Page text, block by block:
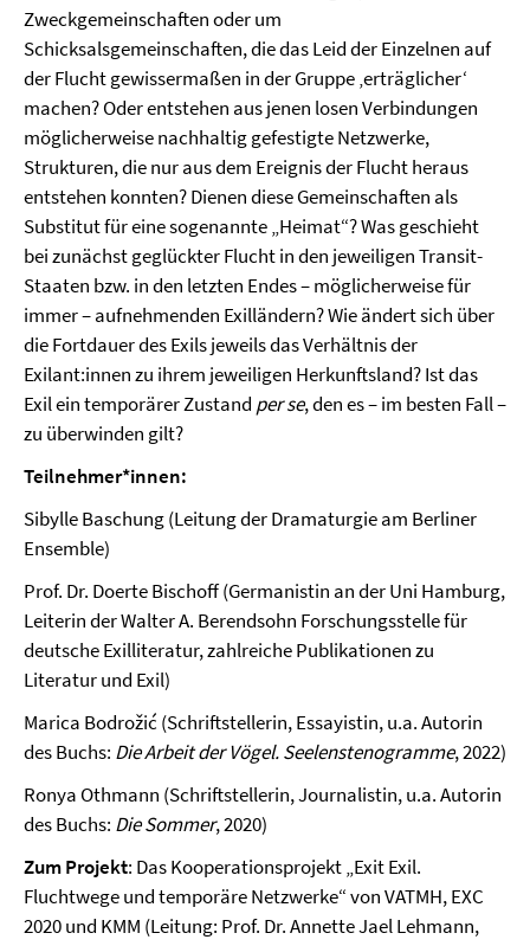
Zweckgemeinschaften oder um
Schicksalsgemeinschaften, die das Leid der Einzelnen auf
der Flucht gewissermaßen in der Gruppe ‚erträglicher‘
machen? Oder entstehen aus jenen losen Verbindungen
möglicherweise nachhaltig gefestigte Netzwerke,
Strukturen, die nur aus dem Ereignis der Flucht heraus
entstehen konnten? Dienen diese Gemeinschaften als
Substitut für eine sogenannte „Heimat“? Was geschieht
bei zunächst geglückter Flucht in den jeweiligen Transit-
Staaten bzw. in den letzten Endes – möglicherweise für
immer – aufnehmenden Exilländern? Wie ändert sich über
die Fortdauer des Exils jeweils das Verhältnis der
Exilant:innen zu ihrem jeweiligen Herkunftsland? Ist das
Exil ein temporärer Zustand per se, den es – im besten Fall –
zu überwinden gilt?
Teilnehmer*innen:
Sibylle Baschung (Leitung der Dramaturgie am Berliner
Ensemble)
Prof. Dr. Doerte Bischoff(Germanistin an der Uni Hamburg,
Leiterin der Walter A. Berendsohn Forschungsstelle für
deutsche Exilliteratur, zahlreiche Publikationen zu
Literatur und Exil)
Marica Bodrožić (Schriftstellerin, Essayistin, u.a. Autorin
des Buchs: Die Arbeit der Vögel. Seelenstenogramme, 2022)
Ronya Othmann (Schriftstellerin, Journalistin, u.a. Autorin
des Buchs: Die Sommer, 2020)
Zum Projekt: Das Kooperationsprojekt „Exit Exil.
Fluchtwege und temporäre Netzwerke“ von VATMH, EXC
2020 und KMM (Leitung: Prof. Dr. Annette Jael Lehmann,